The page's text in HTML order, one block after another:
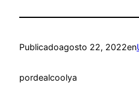
Publicadoagosto 22, 2022en
pordealcoolya